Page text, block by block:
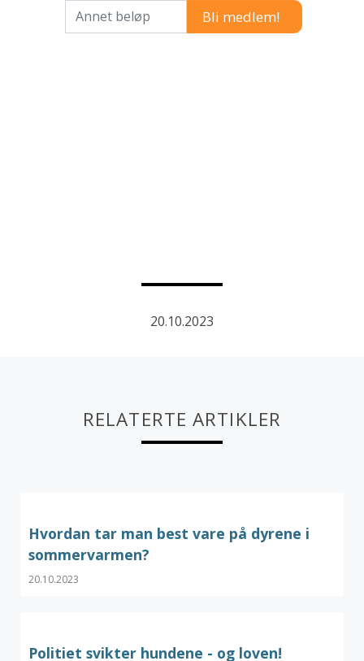
Annet beløp
20.10.2023
RELATERTE ARTIKLER
Hvordan tar man best vare på dyrene i
sommervarmen?
20.10.2023
Politiet svikter hundene - og loven!